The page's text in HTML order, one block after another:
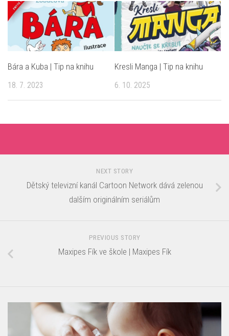
Bára a Kuba | Tip na knihu
18. 7. 2023
Kresli Manga | Tip na knihu
6. 10. 2025
NEXT STORY
Dětský televizní kanál Cartoon Network dává zelenou
dalším originálním seriálům
PREVIOUS STORY
Maxipes Fík ve škole | Maxipes Fík